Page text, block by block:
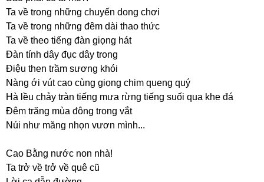
Ta về trong những chuyến dong chơi
Ta về trong những đêm dài thao thức
Ta về theo tiếng đàn giọng hát
Đàn tính dây đục dây trong
Điệu then trầm sương khói
Nàng ới vút cao cùng giọng chim queng quý
Hà lều chảy tràn tiếng mưa rừng tiếng suối qua khe đá
Đêm trăng mùa đông trong vắt
Núi như măng nhọn vươn mình...
Cao Bằng nước non nhà!
Ta trở về trở về quê cũ